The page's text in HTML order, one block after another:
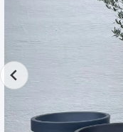
och
Importerad
importerar
Njut av den
trädgård
Den
karaktären i